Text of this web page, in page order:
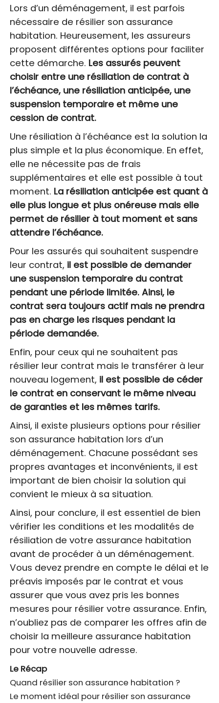
Lors d’un déménagement, il est parfois
nécessaire de résilier son assurance
habitation. Heureusement, les assureurs
proposent différentes options pour faciliter
cette démarche. Les assurés peuvent
choisir entre une résiliation de contrat à
l’échéance, une résiliation anticipée, une
suspension temporaire et même une
cession de contrat.
Une résiliation à l’échéance est la solution la
plus simple et la plus économique. En effet,
elle ne nécessite pas de frais
supplémentaires et elle est possible à tout
moment. La résiliation anticipée est quant à
elle plus longue et plus onéreuse mais elle
permet de résilier à tout moment et sans
attendre l’échéance.
Pour les assurés qui souhaitent suspendre
leur contrat, il est possible de demander
une suspension temporaire du contrat
pendant une période limitée. Ainsi, le
contrat sera toujours actif mais ne prendra
pas en charge les risques pendant la
période demandée.
Enfin, pour ceux qui ne souhaitent pas
résilier leur contrat mais le transférer à leur
nouveau logement, il est possible de céder
le contrat en conservant le même niveau
de garanties et les mêmes tarifs.
Ainsi, il existe plusieurs options pour résilier
son assurance habitation lors d’un
déménagement. Chacune possédant ses
propres avantages et inconvénients, il est
important de bien choisir la solution qui
convient le mieux à sa situation.
Ainsi, pour conclure, il est essentiel de bien
vérifier les conditions et les modalités de
résiliation de votre assurance habitation
avant de procéder à un déménagement.
Vous devez prendre en compte le délai et le
préavis imposés par le contrat et vous
assurer que vous avez pris les bonnes
mesures pour résilier votre assurance. Enfin,
n’oubliez pas de comparer les offres afin de
choisir la meilleure assurance habitation
pour votre nouvelle adresse.
Le Récap
Quand résilier son assurance habitation ?
Le moment idéal pour résilier son assurance